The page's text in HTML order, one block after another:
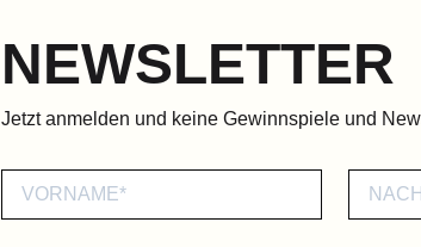
NEWSLETTER
Jetzt anmelden und keine Gewinnspiele und